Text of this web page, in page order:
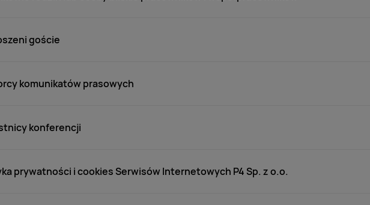
goście
komunikatów prasowych
konferencji
prywatności i cookies Serwisów Internetowych P4 Sp. z o.o.